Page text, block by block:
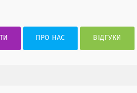
ПРО НАС ВІДГУКИ